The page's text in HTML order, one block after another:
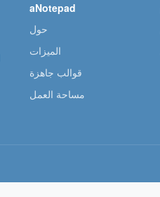
aNotepad
حول
الميزات
قوالب جاهزة
مساحة العمل